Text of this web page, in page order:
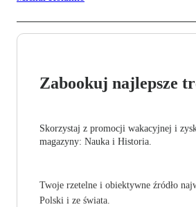
Zabookuj najlepsze
Skorzystaj z promocji wakacyjnej i
magazyny: Nauka i Historia.
Twoje rzetelne i obiektywne źródło
Polski i ze świata.